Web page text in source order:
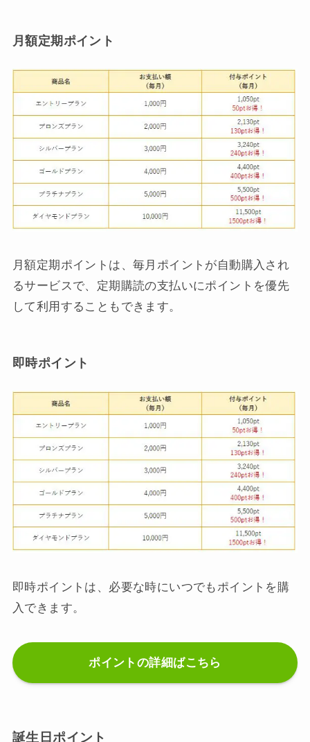
月額定期ポイント
月額定期ポイントは、毎月ポイントが自動購入され
るサービスで、定期購読の支払いにポイントを優先
して利用することもできます。
即時ポイント
即時ポイントは、必要な時にいつでもポイントを購
入できます。
ポイントの詳細ばこちら
誕生日ポイント